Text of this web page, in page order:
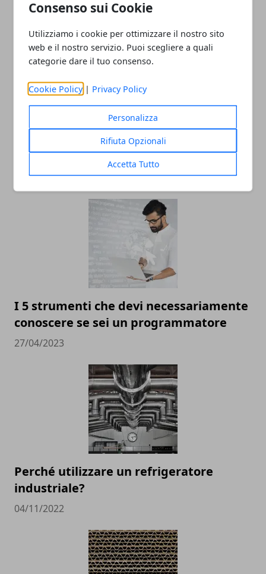
Consenso sui Cookie
Utilizziamo i cookie per ottimizzare il nostro sito
web e il nostro servizio. Puoi scegliere a quali
categorie dare il tuo consenso.
Cookie Policy | Privacy Policy
Personalizza
Rifiuta Opzionali
Accetta Tutto
Redazione
ARTICOLI CORRELATI
I 5 strumenti che devi necessariamente
conoscere se sei un programmatore
27/04/2023
Perché utilizzare un refrigeratore
industriale?
04/11/2022